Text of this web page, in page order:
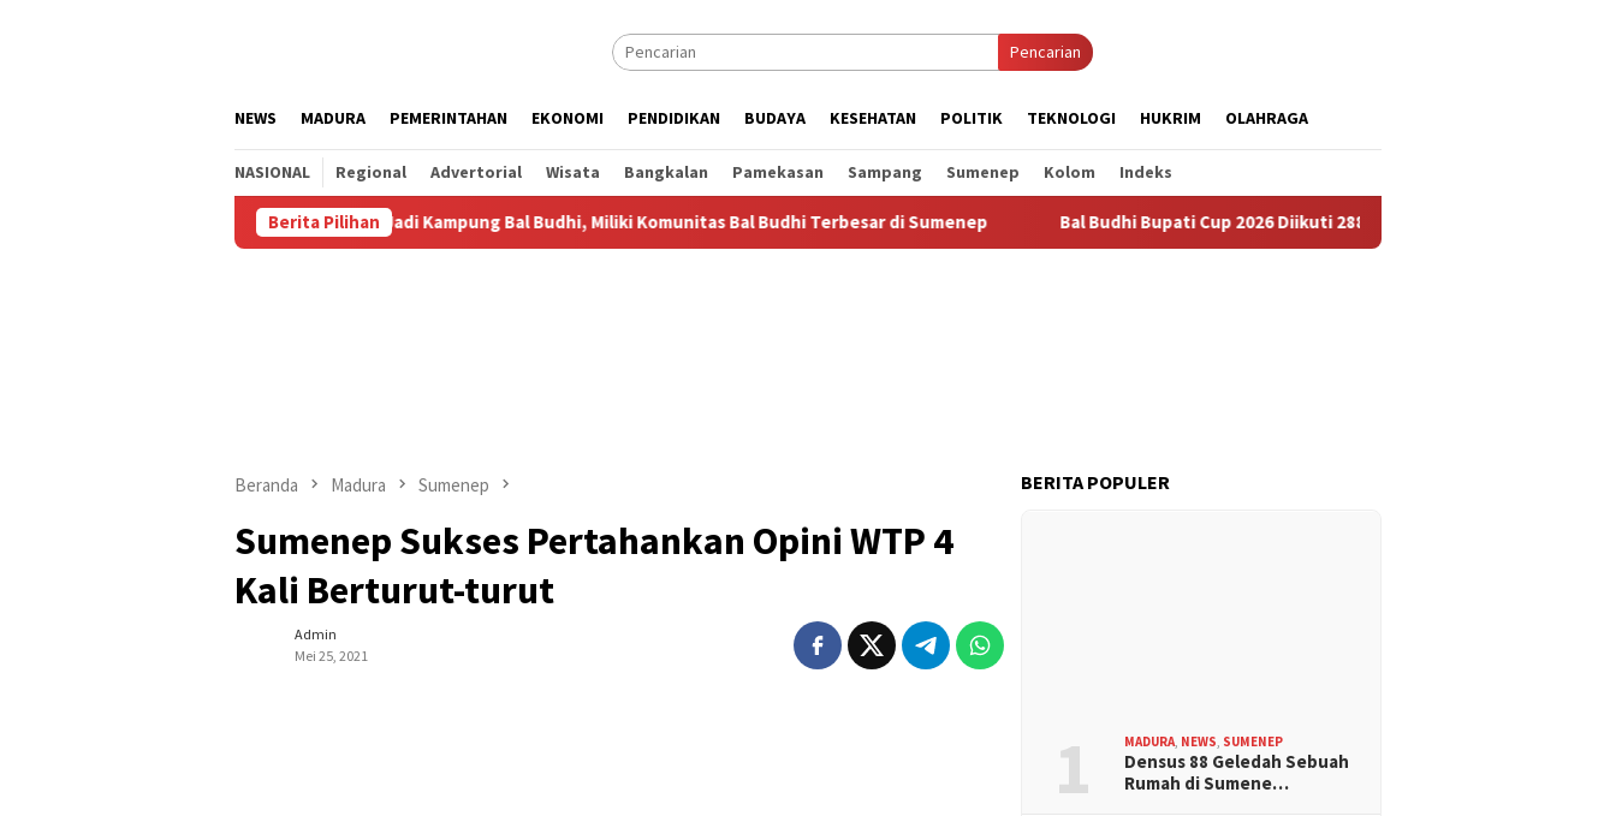
Pencarian
NEWS MADURA PEMERINTAHAN EKONOMI PENDIDIKAN BUDAYA KESEHATAN POLITIK TEKNOLOGI HUKRIM OLAHRAGA
NASIONAL Regional Advertorial Wisata Bangkalan Pamekasan Sampang Sumenep Kolom Indeks
Berita Pilihan
Kalianget Resmi Jadi Kampung Bal Budhi, Miliki Komunitas Bal Budhi Terbesar di Sumenep Bal Budhi Bupati Cup 2026 Diikuti 288 Grup, Jadi Ajang Lestarikan Budaya dan
Beranda Madura Sumenep
Sumenep Sukses Pertahankan Opini WTP 4
Kali Berturut-turut
Admin
Mei 25, 2021
BERITA POPULER
1 MADURA NEWS SUMENEP
Densus 88 Geledah Sebuah
Rumah di Sumene…